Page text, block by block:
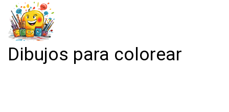
Dibujos para colorear